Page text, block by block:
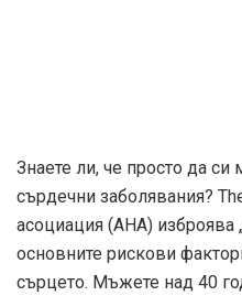
Знаете ли, че просто да
сърдечни заболявания?
асоциация (AHA) изброява
основните рискови
сърцето. Мъжете над 40